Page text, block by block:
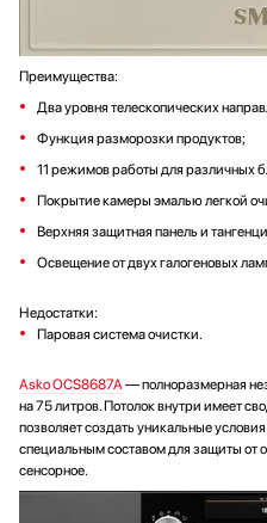
Преимущества:
Два уровня телескопических
Функция разморозки продуктов;
11 режимов работы для различных
Покрытие камеры эмалью легкой
Верхняя защитная панель и
Освещение от двух галогеновых
Недостатки:
Паровая система очистки.
Asko OCS8687A— полноразмерная
на 75 литров. Потолок внутри имеет
позволяет создать уникальные
специальным составом для защиты от
сенсорное.